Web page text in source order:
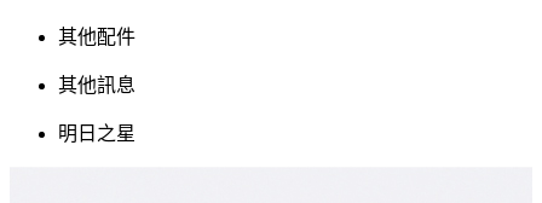
其他配件
其他訊息
明日之星